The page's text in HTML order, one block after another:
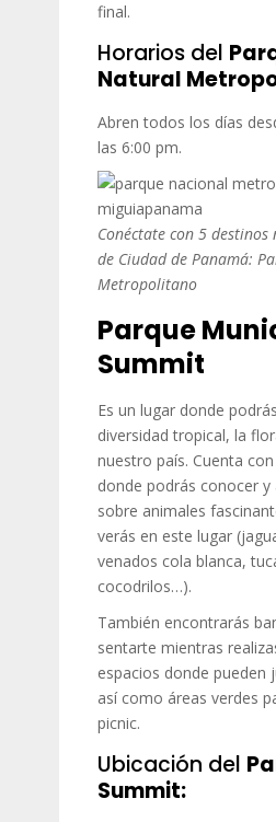
final.
Horarios del
Natural
Abren todos los días
las 6:00 pm.
Conéctate con 5
de Ciudad de Panamá:
Metropolitano
Parque
Summit
Es un lugar donde
diversidad tropical, la
nuestro país. Cuenta
donde podrás conocer y
sobre animales
verás en este lugar
venados cola blanca,
cocodrilos…).
También encontrarás
sentarte mientras
espacios donde pueden
así como áreas verdes
picnic.
Ubicación del
Summit: